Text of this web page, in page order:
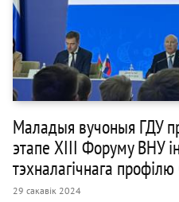
Маладыя вучоныя ГДУ
этапе XIII Форуму ВНУ
тэхналагічнага
29 сакавік 2024